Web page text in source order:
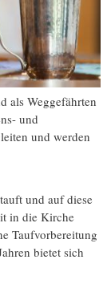
als Weggefährten
und
und werden
und auf diese
in die Kirche
Taufvorbereitung
bietet sich